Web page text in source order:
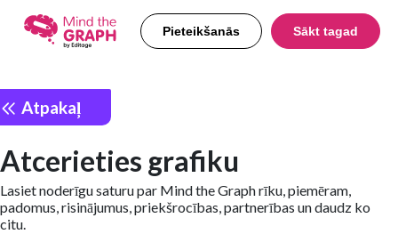
Pieteikšanās Sākt tagad
Atpakaļ
Atcerieties grafiku
Lasiet noderīgu saturu par Mind the Graph rīku, piemēram,
padomus, risinājumus, priekšrocības, partnerības un daudz ko
citu.